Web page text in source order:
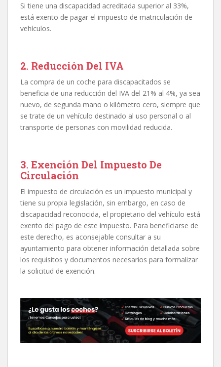
Si tiene una discapacidad acreditada superior al 33%,
está exento de pagar el impuesto de matriculación de
vehículos.
2. Reducción Del IVA
La compra de un coche para discapacitados se
beneficia de una reducción del IVA del 21% al 4%, ya sea
nuevo, de segunda mano o kilómetro cero, siempre que
se trate de un vehículo destinado al uso personal o al
transporte de personas con movilidad reducida.
3. Exención Del Impuesto De
Circulación
El impuesto de circulación es un impuesto municipal y
tiene su propia legislación, sin embargo, en caso de
discapacidad reconocida, el propietario del vehículo está
exento del pago de este impuesto. Para beneficiarse de
este derecho, es aconsejable consultar a su
ayuntamiento para obtener información detallada sobre
los requisitos y documentos necesarios para formalizar
la solicitud de exención.